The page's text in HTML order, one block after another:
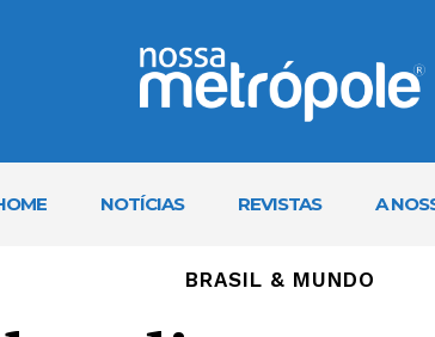
NOTÍCIAS REVISTAS A
BRASIL & MUNDO